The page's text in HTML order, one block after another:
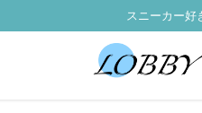
スニーカー好